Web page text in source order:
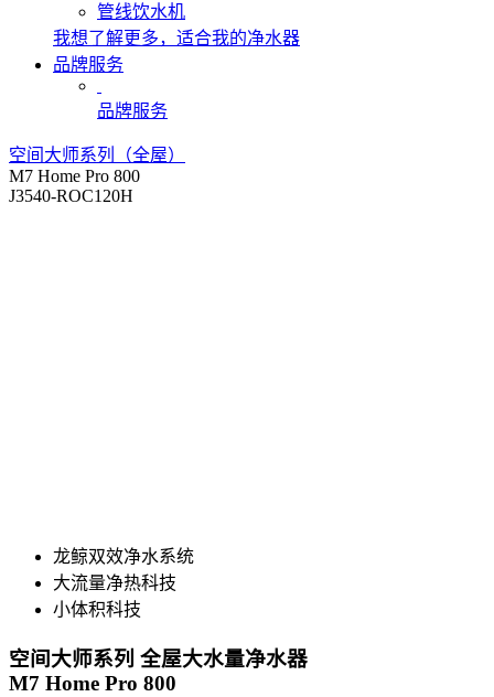
管线饮水机
我想了解更多，适合我的净水器
品牌服务
品牌服务
空间大师系列（全屋）
M7 Home Pro 800
J3540-ROC120H
龙鲸双效净水系统
大流量净热科技
小体积科技
空间大师系列 全屋大水量净水器
M7 Home Pro 800